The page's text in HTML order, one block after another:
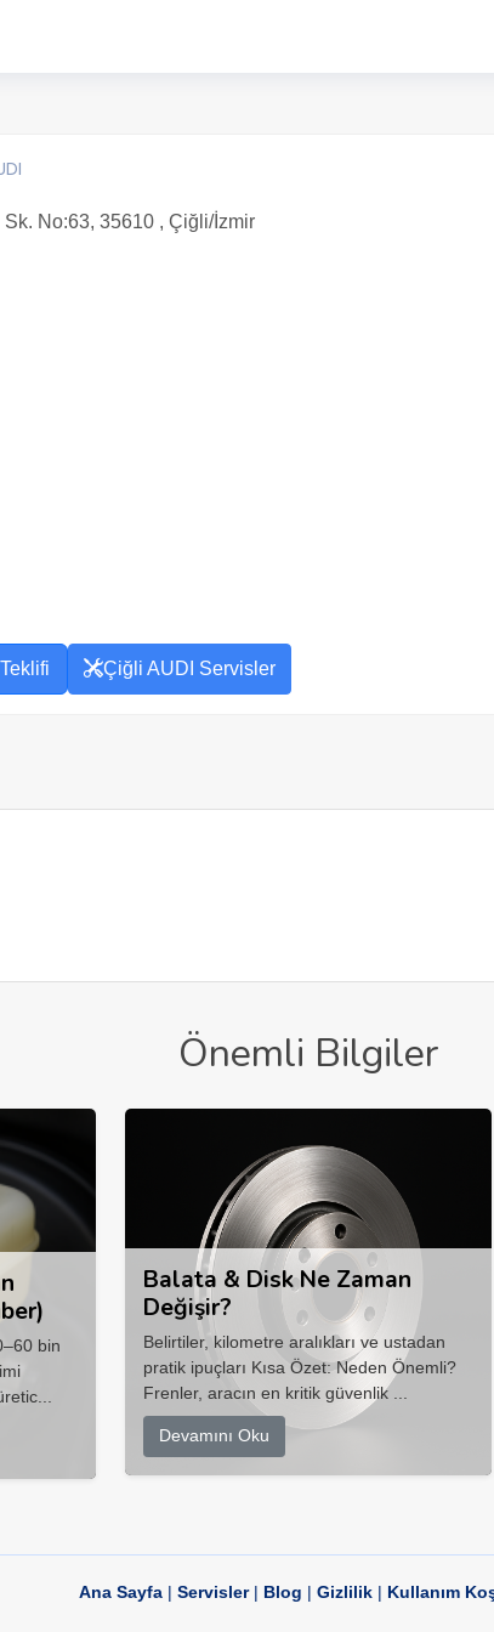
No:63, 35610 , Çiğli/İzmir
Çiğli AUDI Servisler
Önemli Bilgiler
bin
Balata & Disk Ne Zaman
Değişir?
Belirtiler, kilometre aralıkları ve ustadan
pratik ipuçları Kısa Özet: Neden Önemli?
Frenler, aracın en kritik güvenlik ...
Devamını Oku
Ana Sayfa| Servisler| Blog | Gizlilik| Kullanım